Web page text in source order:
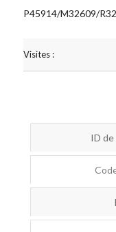
P45914/M32609/
Visites :
ID